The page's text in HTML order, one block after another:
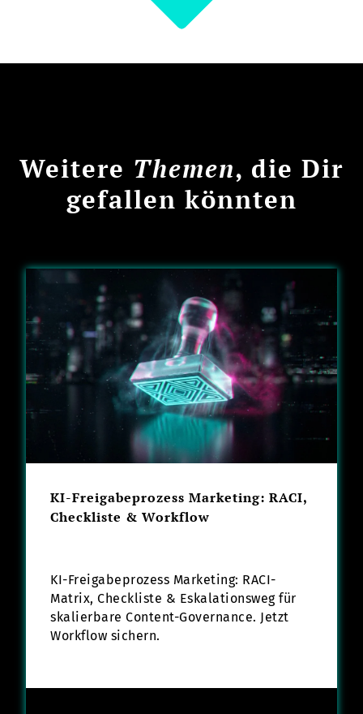
Weitere Themen, die Dir
gefallen könnten
KI-Freigabeprozess Marketing: RACI,
Checkliste & Workflow
KI-Freigabeprozess Marketing: RACI-
Matrix, Checkliste & Eskalationsweg für
skalierbare Content-Governance. Jetzt
Workflow sichern.